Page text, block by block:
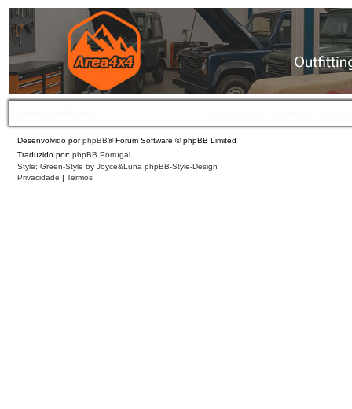
Desenvolvido porphpBB® Forum Software © phpBB Limited
Traduzido por: phpBB Portugal
Style: Green-Style by Joyce&Luna phpBB-Style-Design
Privacidade | Termos